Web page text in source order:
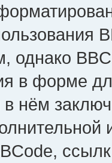
однако
в форме
в нём